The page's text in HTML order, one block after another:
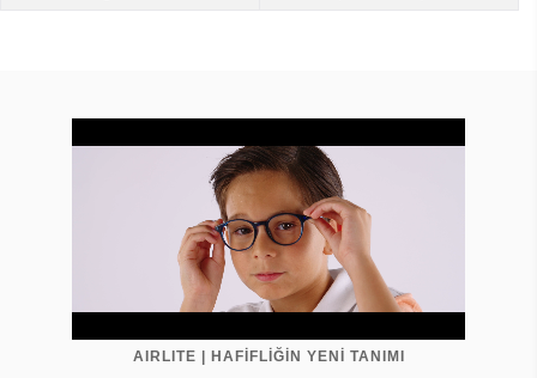
AIRLITE | HAFİFLİĞİN YENİ TANIMI